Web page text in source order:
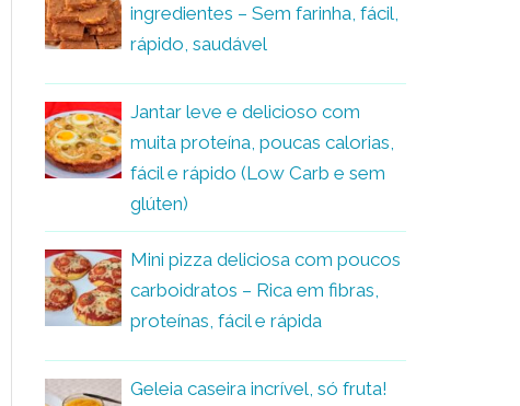
ingredientes – Sem farinha, fácil,
rápido, saudável
Jantar leve e delicioso com
muita proteína, poucas calorias,
fácil e rápido (Low Carb e sem
glúten)
Mini pizza deliciosa com poucos
carboidratos – Rica em fibras,
proteínas, fácil e rápida
Geleia caseira incrível, só fruta!